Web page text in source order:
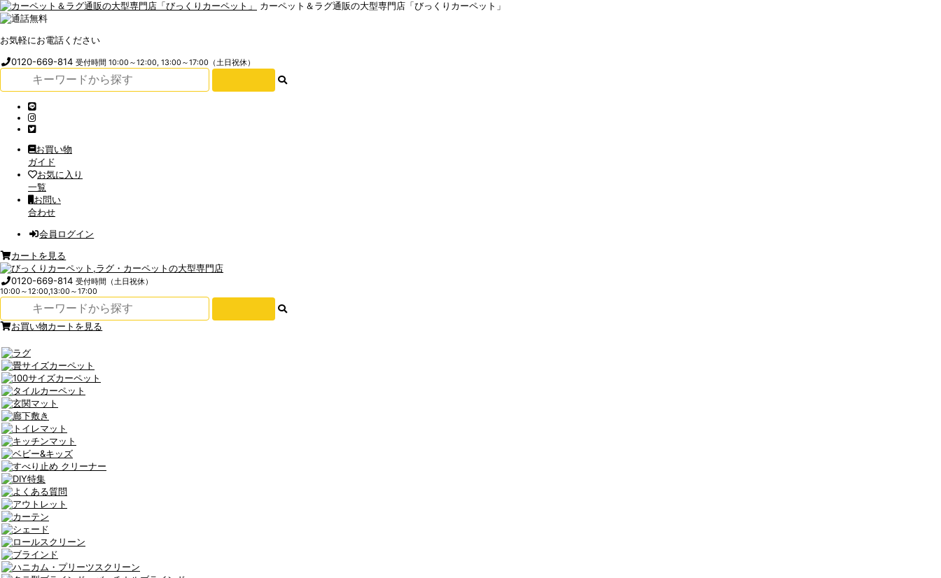
カーペット＆ラグ通販の大型専門店「びっくりカーペット」
お気軽にお電話ください
0120-669-814受付時間 10:00～12:00, 13:00～17:00（土日祝休）
お買い物
ガイド
お気に入り
一覧
お問い
合わせ
会員ログイン
カートを見る
0120-669-814受付時間（土日祝休）
10:00～12:00,13:00～17:00
お買い物カートを見る